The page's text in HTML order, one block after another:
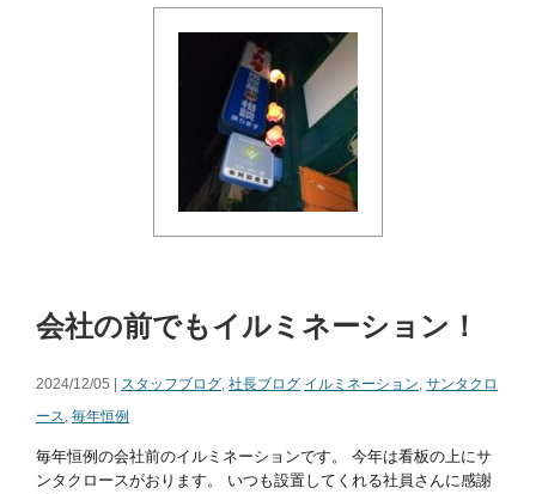
会社の前でもイルミネーション！
2024/12/05 | スタッフブログ, 社長ブログ イルミネーション, サンタクロ
ース, 毎年恒例
毎年恒例の会社前のイルミネーションです。 今年は看板の上にサ
ンタクロースがおります。 いつも設置してくれる社員さんに感謝